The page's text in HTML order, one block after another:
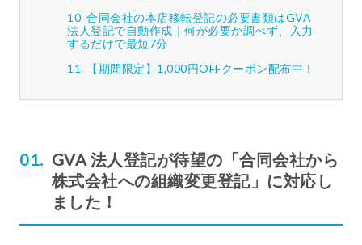
合同会社の本店移転登記の必要書類はGVA
法人登記で自動作成｜何が必要か調べず、入力
するだけで最短7分
【期間限定】1,000円OFFクーポン配布中！
GVA 法人登記が待望の「合同会社から
株式会社への組織変更登記」に対応し
ました！